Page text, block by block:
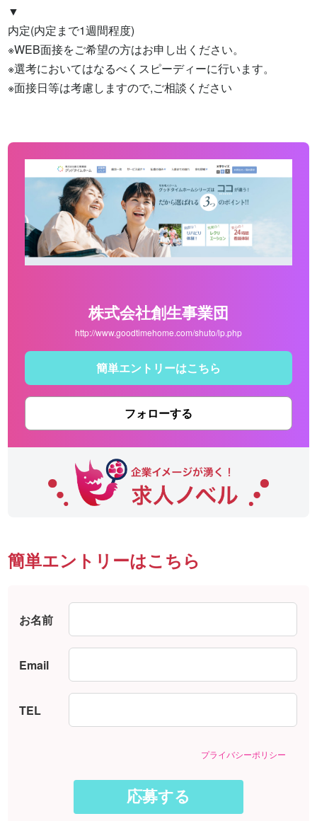
▼
内定(内定まで1週間程度)
※WEB面接をご希望の方はお申し出ください。
※選考においてはなるべくスピーディーに行います。
※面接日等は考慮しますので,ご相談ください
株式会社創生事業団
http://www.goodtimehome.com/shuto/lp.php
簡単エントリーはこちら
フォローする
簡単エントリーはこちら
お名前
Email
TEL
プライバシーポリシー